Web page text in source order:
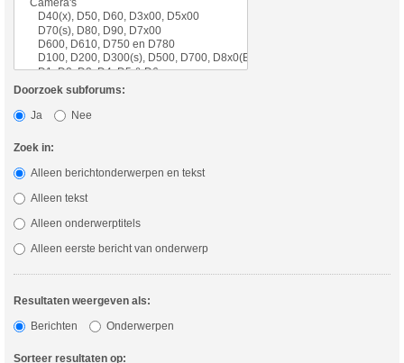
Doorzoek subforums:
Ja
Nee
Zoek in:
Alleen berichtonderwerpen en tekst
Alleen tekst
Alleen onderwerptitels
Alleen eerste bericht van onderwerp
Resultaten weergeven als:
Berichten
Onderwerpen
Sorteer resultaten op: